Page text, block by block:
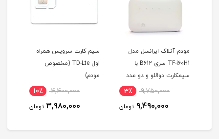
سیم کارت سرویس همراه
اول TD-Lte (مخصوص
مودم)
4,400,000
3,980,000
مودم 4G/TD-LTE هوآوی
مدل speed wi-fi home
12,000,000
10,900,000